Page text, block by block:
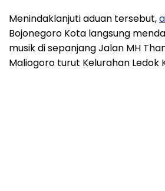
Menindaklanjuti aduan tersebut,
Bojonegoro Kota langsung
musik di sepanjang Jalan MH
Maliogoro turut Kelurahan Ledok